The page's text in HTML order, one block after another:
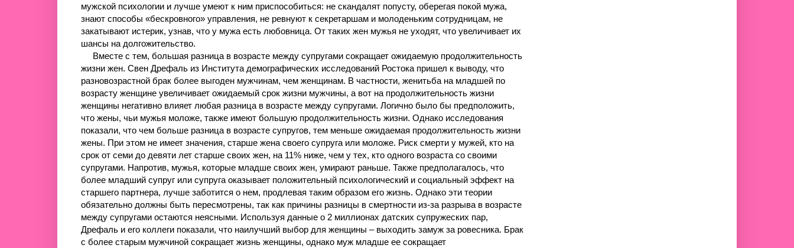
мужской психологии и лучше умеют к ним приспособиться: не скандалят попусту, оберегая покой мужа,
знают способы «бескровного» управления, не ревнуют к секретаршам и молоденьким сотрудницам, не
закатывают истерик, узнав, что у мужа есть любовница. От таких жен мужья не уходят, что увеличивает их
шансы на долгожительство.
Вместе с тем, большая разница в возрасте между супругами сокращает ожидаемую продолжительность
жизни жен. Свен Дрефаль из Института демографических исследований Ростока пришел к выводу, что
разновозрастной брак более выгоден мужчинам, чем женщинам. В частности, женитьба на младшей по
возрасту женщине увеличивает ожидаемый срок жизни мужчины, а вот на продолжительность жизни
женщины негативно влияет любая разница в возрасте между супругами. Логично было бы предположить,
что жены, чьи мужья моложе, также имеют большую продолжительность жизни. Однако исследования
показали, что чем больше разница в возрасте супругов, тем меньше ожидаемая продолжительность жизни
жены. При этом не имеет значения, старше жена своего супруга или моложе. Риск смерти у мужей, кто на
срок от семи до девяти лет старше своих жен, на 11% ниже, чем у тех, кто одного возраста со своими
супругами. Напротив, мужья, которые младше своих жен, умирают раньше. Также предполагалось, что
более младший супруг или супруга оказывает положительный психологический и социальный эффект на
старшего партнера, лучше заботится о нем, продлевая таким образом его жизнь. Однако эти теории
обязательно должны быть пересмотрены, так как причины разницы в смертности из-за разрыва в возрасте
между супругами остаются неясными. Используя данные о 2 миллионах датских супружеских пар,
Дрефаль и его коллеги показали, что наилучший выбор для женщины – выходить замуж за ровесника. Брак
с более старым мужчиной сокращает жизнь женщины, однако муж младше ее сокращает